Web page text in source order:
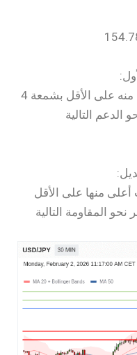
كسر الدعم 154.35 والثبات أدنى منه على الأقل بشمعة 4
التالية
155.80 والثبات أعلى منها على الأقل